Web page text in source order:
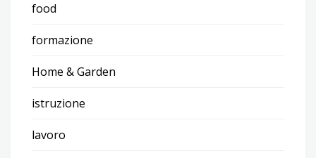
food
formazione
Home & Garden
istruzione
lavoro